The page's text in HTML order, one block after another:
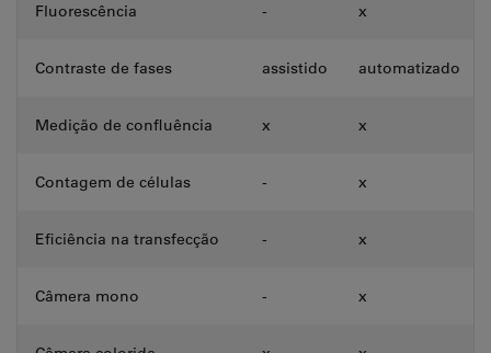
Fluorescência - x
Contraste de fases assistido automatizado
Medição de confluência x x
Contagem de células - x
Eficiência na transfecção - x
Câmera mono - x